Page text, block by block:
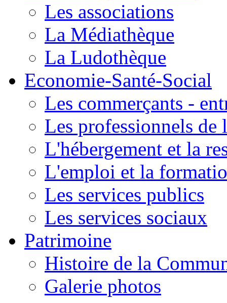
Les associations
La Médiathèque
La Ludothèque
Economie-Santé-Social
Les commerçants -
Les professionnels de
L'hébergement et la
L'emploi et la
Les services publics
Les services sociaux
Patrimoine
Histoire de la
Galerie photos